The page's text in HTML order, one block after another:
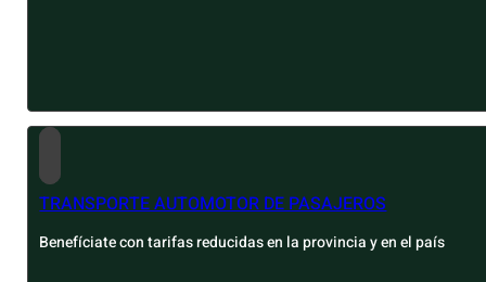
TRANSPORTE AUTOMOTOR DE PASAJEROS
Benefíciate con tarifas reducidas en la provincia y en el país